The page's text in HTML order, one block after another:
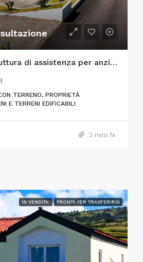
Eccezionale struttura di assistenza per anziani “chiavi in mano” e immobile di pregio per investimenti
TERRENO, PROPRIETÀ
E TERRENI EDIFICABILI
2 mesi fa
IN VENDITA PRONTA PER TRASFERIRSI